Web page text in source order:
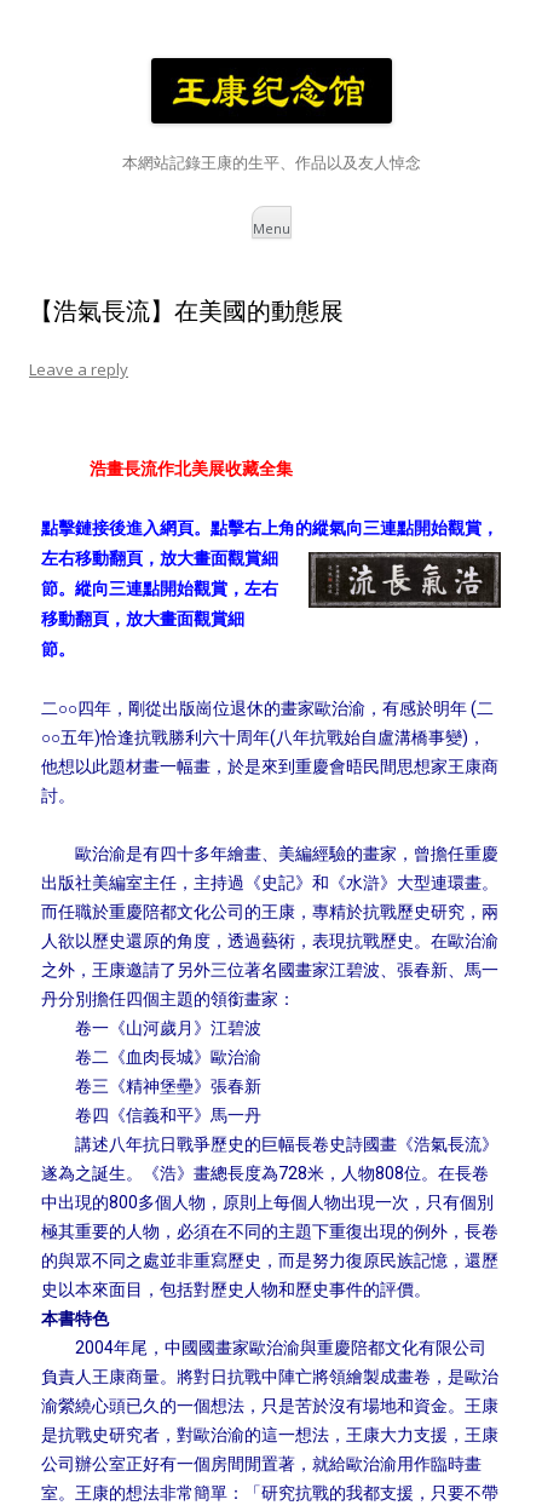
本網站記錄王康的生平、作品以及友人悼念
Menu
Skip
【浩氣長流】在美國的動態展
Leave a reply
浩畫長流作北美展收藏全集
點擊鏈接後進入網頁。 點擊右上角的縱氣向三連點開始觀賞，
左右移動翻頁，放大畫面觀賞細
節。縱向三連點開始觀賞，左右
移動翻頁，放大畫面觀賞細
節。
二○○四年，剛從出版崗位退休的畫家歐治渝，有感於明年 (二
○○五年)恰逢抗戰勝利六十周年(八年抗戰始自盧溝橋事變)，
他想以此題材畫一幅畫，於是來到重慶會晤民間思想家王康商
討。
歐治渝是有四十多年繪畫、美編經驗的畫家，曾擔任重慶
出版社美編室主任，主持過《史記》和《水滸》大型連環畫。
而任職於重慶陪都文化公司的王康，專精於抗戰歷史研究，兩
人欲以歷史還原的角度，透過藝術，表現抗戰歷史。在歐治渝
之外，王康邀請了另外三位著名國畫家江碧波、張春新、馬一
丹分別擔任四個主題的領銜畫家：
卷一《山河歲月》江碧波
卷二《血肉長城》歐治渝
卷三《精神堡壘》張春新
卷四《信義和平》馬一丹
講述八年抗日戰爭歷史的巨幅長卷史詩國畫《浩氣長流》
遂為之誕生。《浩》畫總長度為728米，人物808位。在長卷
中出現的800多個人物，原則上每個人物出現一次，只有個別
極其重要的人物，必須在不同的主題下重復出現的例外，長卷
的與眾不同之處並非重寫歷史，而是努力復原民族記憶，還歷
史以本來面目，包括對歷史人物和歷史事件的評價。
本書特色
2004年尾，中國國畫家歐治渝與重慶陪都文化有限公司
負責人王康商量。將對日抗戰中陣亡將領繪製成畫卷，是歐治
渝縈繞心頭已久的一個想法，只是苦於沒有場地和資金。王康
是抗戰史研究者，對歐治渝的這一想法，王康大力支援，王康
公司辦公室正好有一個房間閒置著，就給歐治渝用作臨時畫
室。王康的想法非常簡單：「研究抗戰的我都支援，只要不帶